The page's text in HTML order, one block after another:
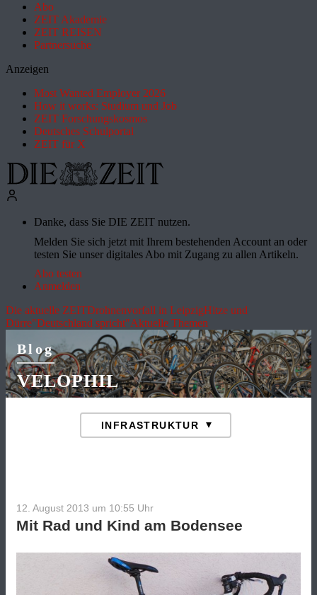
Abo
ZEIT Akademie
ZEIT REISEN
Partnersuche
Anzeigen
Most Wanted Employer 2026
How it works: Studium und Job
ZEIT Forschungskosmos
Deutsches Schulportal
ZEIT für X
Danke, dass Sie DIE ZEIT nutzen.
Melden Sie sich jetzt mit Ihrem bestehenden Account an oder
testen Sie unser digitales Abo mit Zugang zu allen Artikeln.
Abo testen
Anmelden
Die aktuelle ZEITDrohnenvorfall in LeipzigHitze und
Dürre"Deutschland spricht"Aktuelle Themen
Blog
VELOPHIL
12. August 2013 um 10:55 Uhr
Mit Rad und Kind am Bodensee